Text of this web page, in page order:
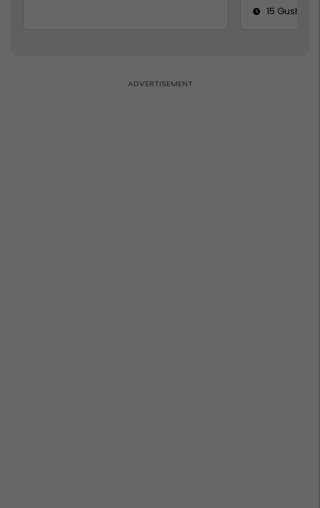
15 Gusht